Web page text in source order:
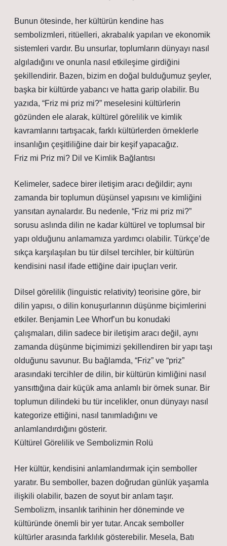
Bunun ötesinde, her kültürün kendine has
sembolizmleri, ritüelleri, akrabalık yapıları ve ekonomik
sistemleri vardır. Bu unsurlar, toplumların dünyayı nasıl
algıladığını ve onunla nasıl etkileşime girdiğini
şekillendirir. Bazen, bizim en doğal bulduğumuz şeyler,
başka bir kültürde yabancı ve hatta garip olabilir. Bu
yazıda, “Friz mi priz mi?” meselesini kültürlerin
gözünden ele alarak, kültürel görelilik ve kimlik
kavramlarını tartışacak, farklı kültürlerden örneklerle
insanlığın çeşitliliğine dair bir keşif yapacağız.
Friz mi Priz mi? Dil ve Kimlik Bağlantısı
Kelimeler, sadece birer iletişim aracı değildir; aynı
zamanda bir toplumun düşünsel yapısını ve kimliğini
yansıtan aynalardır. Bu nedenle, “Friz mi priz mi?”
sorusu aslında dilin ne kadar kültürel ve toplumsal bir
yapı olduğunu anlamamıza yardımcı olabilir. Türkçe’de
sıkça karşılaşılan bu tür dilsel tercihler, bir kültürün
kendisini nasıl ifade ettiğine dair ipuçları verir.
Dilsel görelilik (linguistic relativity) teorisine göre, bir
dilin yapısı, o dilin konuşurlarının düşünme biçimlerini
etkiler. Benjamin Lee Whorf’un bu konudaki
çalışmaları, dilin sadece bir iletişim aracı değil, aynı
zamanda düşünme biçimimizi şekillendiren bir yapı taşı
olduğunu savunur. Bu bağlamda, “Friz” ve “priz”
arasındaki tercihler de dilin, bir kültürün kimliğini nasıl
yansıttığına dair küçük ama anlamlı bir örnek sunar. Bir
toplumun dilindeki bu tür incelikler, onun dünyayı nasıl
kategorize ettiğini, nasıl tanımladığını ve
anlamlandırdığını gösterir.
Kültürel Görelilik ve Sembolizmin Rolü
Her kültür, kendisini anlamlandırmak için semboller
yaratır. Bu semboller, bazen doğrudan günlük yaşamla
ilişkili olabilir, bazen de soyut bir anlam taşır.
Sembolizm, insanlık tarihinin her döneminde ve
kültüründe önemli bir yer tutar. Ancak semboller
kültürler arasında farklılık gösterebilir. Mesela, Batı